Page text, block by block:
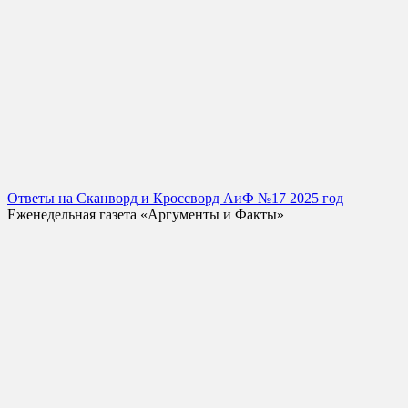
Ответы на Сканворд и Кроссворд АиФ №17 2025 год
Еженедельная газета «Аргументы и Факты»